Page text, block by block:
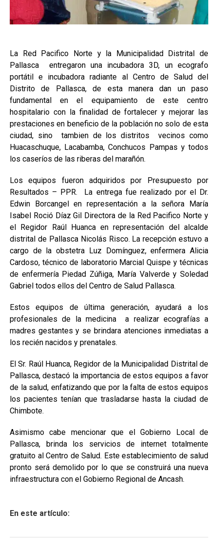
La Red Pacifico Norte y la Municipalidad Distrital de
Pallasca entregaron una incubadora 3D, un ecografo
portátil e incubadora radiante al Centro de Salud del
Distrito de Pallasca, de esta manera dan un paso
fundamental en el equipamiento de este centro
hospitalario con la finalidad de fortalecer y mejorar las
prestaciones en beneficio de la población no solo de esta
ciudad, sino tambien de los distritos vecinos como
Huacaschuque, Lacabamba, Conchucos Pampas y todos
los caseríos de las riberas del marañón.
Los equipos fueron adquiridos por Presupuesto por
Resultados – PPR. La entrega fue realizado por el Dr.
Edwin Borcangel en representación a la señora María
Isabel Roció Díaz Gil Directora de la Red Pacifico Norte y
el Regidor Raúl Huanca en representación del alcalde
distrital de Pallasca Nicolás Risco. La recepción estuvo a
cargo de la obstetra Luz Domínguez, enfermera Alicia
Cardoso, técnico de laboratorio Marcial Quispe y técnicas
de enfermería Piedad Zúñiga, María Valverde y Soledad
Gabriel todos ellos del Centro de Salud Pallasca.
Estos equipos de última generación, ayudará a los
profesionales de la medicina a realizar ecografías a
madres gestantes y se brindara atenciones inmediatas a
los recién nacidos y prenatales.
El Sr. Raúl Huanca, Regidor de la Municipalidad Distrital de
Pallasca, destacó la importancia de estos equipos a favor
de la salud, enfatizando que por la falta de estos equipos
los pacientes tenían que trasladarse hasta la ciudad de
Chimbote.
Asimismo cabe mencionar que el Gobierno Local de
Pallasca, brinda los servicios de internet totalmente
gratuito al Centro de Salud. Este establecimiento de salud
pronto será demolido por lo que se construirá una nueva
infraestructura con el Gobierno Regional de Ancash.
En este artículo: